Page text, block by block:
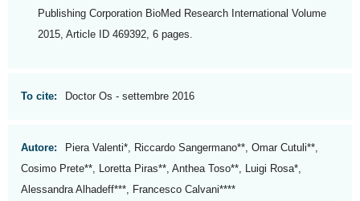
Publishing Corporation BioMed Research International Volume
2015, Article ID 469392, 6 pages.
To cite: Doctor Os - settembre 2016
Autore:
Piera Valenti*, Riccardo Sangermano**, Omar Cutuli**,
Cosimo Prete**, Loretta Piras**, Anthea Toso**, Luigi Rosa*,
Alessandra Alhadeff***, Francesco Calvani****